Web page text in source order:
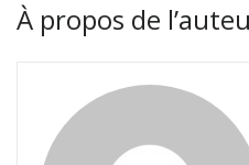
À propos de